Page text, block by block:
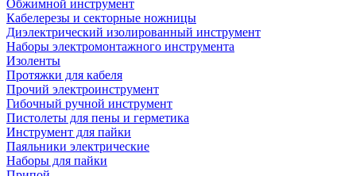
Обжимной инструмент
Кабелерезы и секторные ножницы
Диэлектрический изолированный инструмент
Наборы электромонтажного инструмента
Изоленты
Протяжки для кабеля
Прочий электроинструмент
Гибочный ручной инструмент
Пистолеты для пены и герметика
Инструмент для пайки
Паяльники электрические
Наборы для пайки